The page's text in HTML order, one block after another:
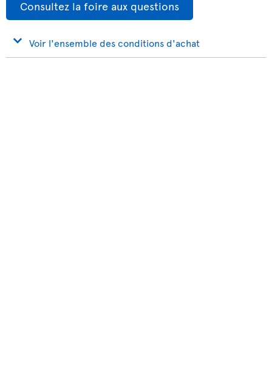
Consultez la foire aux questions
Voir l'ensemble des conditions d'achat